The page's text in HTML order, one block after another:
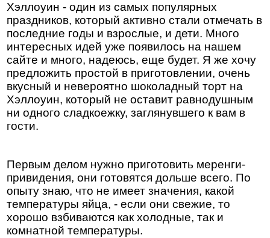
Хэллоуин - один из самых популярных
праздников, который активно стали отмечать в
последние годы и взрослые, и дети. Много
интересных идей уже появилось на нашем
сайте и много, надеюсь, еще будет. Я же хочу
предложить простой в приготовлении, очень
вкусный и невероятно шоколадный торт на
Хэллоуин, который не оставит равнодушным
ни одного сладкоежку, заглянувшего к вам в
гости.
Первым делом нужно приготовить меренги-
привидения, они готовятся дольше всего. По
опыту знаю, что не имеет значения, какой
температуры яйца, - если они свежие, то
хорошо взбиваются как холодные, так и
комнатной температуры.